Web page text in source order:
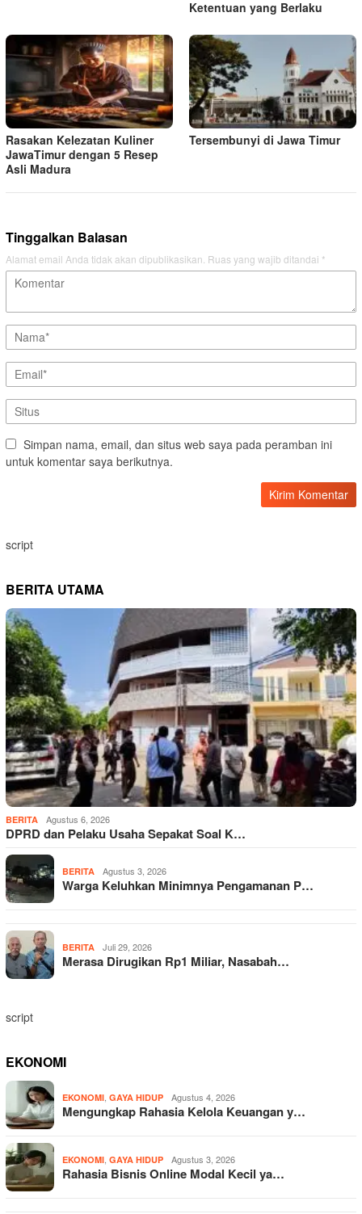
Ketentuan yang Berlaku
Rasakan Kelezatan Kuliner
JawaTimur dengan 5 Resep
Asli Madura
Tersembunyi di Jawa Timur
Tinggalkan Balasan
Alamat email Anda tidak akan dipublikasikan. Ruas yang wajib ditandai *
Simpan nama, email, dan situs web saya pada peramban ini
untuk komentar saya berikutnya.
script
BERITA UTAMA
BERITA Agustus 6, 2026
DPRD dan Pelaku Usaha Sepakat Soal K…
BERITA Agustus 3, 2026
Warga Keluhkan Minimnya Pengamanan P…
BERITA Juli 29, 2026
Merasa Dirugikan Rp1 Miliar, Nasabah…
script
EKONOMI
EKONOMI GAYA HIDUP Agustus 4, 2026
Mengungkap Rahasia Kelola Keuangan y…
EKONOMI GAYA HIDUP Agustus 3, 2026
Rahasia Bisnis Online Modal Kecil ya…